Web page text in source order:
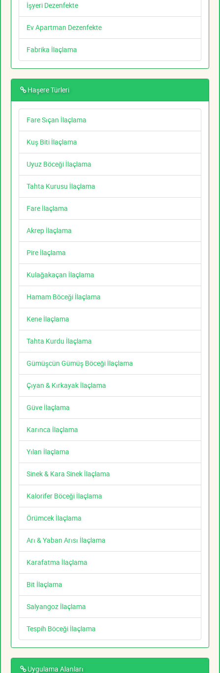
İşyeri Dezenfekte
Ev Apartman Dezenfekte
Fabrika İlaçlama
Haşere Türleri
Fare Sıçan İlaçlama
Kuş Biti İlaçlama
Uyuz Böceği İlaçlama
Tahta Kurusu İlaçlama
Fare İlaçlama
Akrep İlaçlama
Pire İlaçlama
Kulağakaçan İlaçlama
Hamam Böceği İlaçlama
Kene İlaçlama
Tahta Kurdu İlaçlama
Gümüşcün Gümüş Böceği İlaçlama
Çıyan & Kırkayak İlaçlama
Güve İlaçlama
Karınca İlaçlama
Yılan İlaçlama
Sinek & Kara Sinek İlaçlama
Kalorifer Böceği İlaçlama
Örümcek İlaçlama
Arı & Yaban Arısı İlaçlama
Karafatma İlaçlama
Bit İlaçlama
Salyangoz İlaçlama
Tespih Böceği İlaçlama
Uygulama Alanları